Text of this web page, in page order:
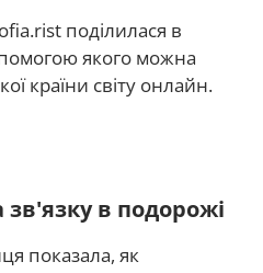
поділилася в
якого можна
країни світу онлайн.
в подорожі
показала, як